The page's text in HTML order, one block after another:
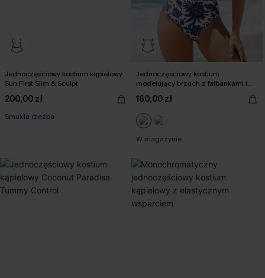
Jednoczęściowy kostium kąpielowy
Sun First Slim & Sculpt
200,00 zł
Smukła rzeźba
Jednoczęściowy kostium
modelujący brzuch z falbankami i
160,00 zł
W magazynie